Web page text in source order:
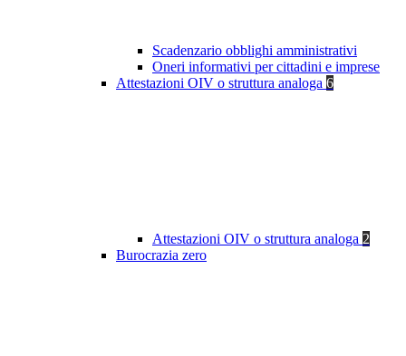
Scadenzario obblighi amministrativi
Oneri informativi per cittadini e imprese
Attestazioni OIV o struttura analoga 6
Attestazioni OIV o struttura analoga 2
Burocrazia zero